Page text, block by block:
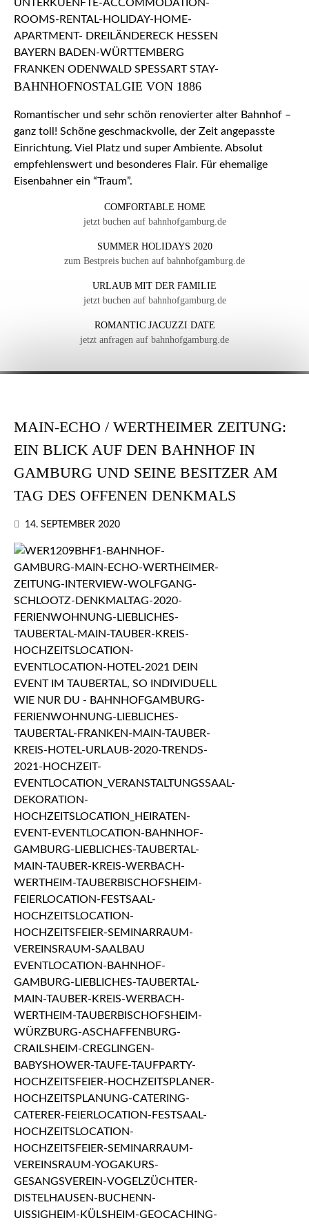
BAHNHOFNOSTALGIE VON 1886
Romantischer und sehr schön renovierter alter Bahnhof –
ganz toll! Schöne geschmackvolle, der Zeit angepasste
Einrichtung. Viel Platz und super Ambiente. Absolut
empfehlenswert und besonderes Flair. Für ehemalige
Eisenbahner ein “Traum”.
COMFORTABLE HOME
jetzt buchen auf bahnhofgamburg.de
SUMMER HOLIDAYS 2020
zum Bestpreis buchen auf bahnhofgamburg.de
URLAUB MIT DER FAMILIE
jetzt buchen auf bahnhofgamburg.de
ROMANTIC JACUZZI DATE
jetzt anfragen auf bahnhofgamburg.de
MAIN-ECHO / WERTHEIMER ZEITUNG:
EIN BLICK AUF DEN BAHNHOF IN
GAMBURG UND SEINE BESITZER AM
TAG DES OFFENEN DENKMALS
14. SEPTEMBER 2020